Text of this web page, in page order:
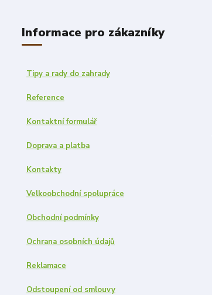
Informace pro zákazníky
Tipy a rady do zahrady
Reference
Kontaktní formulář
Doprava a platba
Kontakty
Velkoobchodní spolupráce
Obchodní podmínky
Ochrana osobních údajů
Reklamace
Odstoupení od smlouvy